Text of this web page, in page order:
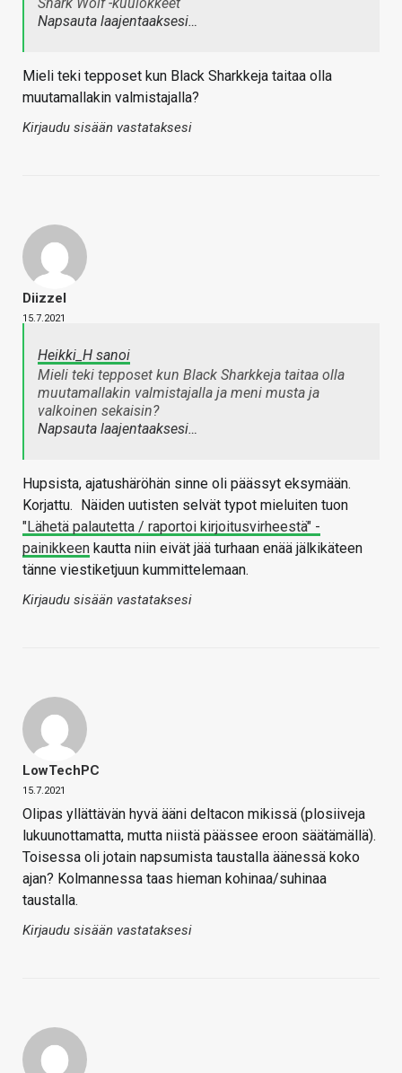
Napsauta laajentaaksesi…
Mieli teki tepposet kun Black Sharkkeja taitaa olla
muutamallakin valmistajalla?
Kirjaudu sisään vastataksesi
Diizzel
15.7.2021
Heikki_H sanoi
Mieli teki tepposet kun Black Sharkkeja taitaa olla
muutamallakin valmistajalla ja meni musta ja
valkoinen sekaisin?
Napsauta laajentaaksesi…
Hupsista, ajatushäröhän sinne oli päässyt eksymään.
Korjattu. Näiden uutisten selvät typot mieluiten tuon
"Lähetä palautetta / raportoi kirjoitusvirheestä" -
painikkeen kautta niin eivät jää turhaan enää jälkikäteen
tänne viestiketjuun kummittelemaan.
Kirjaudu sisään vastataksesi
LowTechPC
15.7.2021
Olipas yllättävän hyvä ääni deltacon mikissä (plosiiveja
lukuunottamatta, mutta niistä päässee eroon säätämällä).
Toisessa oli jotain napsumista taustalla äänessä koko
ajan? Kolmannessa taas hieman kohinaa/suhinaa
taustalla.
Kirjaudu sisään vastataksesi